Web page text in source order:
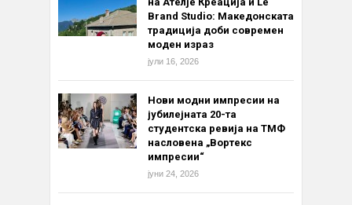
Brand Studio: Македонската
традиција доби современ
моден израз
јули 16, 2026
Нови модни импресии на
јубилејната 20-та
студентска ревија на ТМФ
насловена „Вортекс
импресии“
јуни 24, 2026